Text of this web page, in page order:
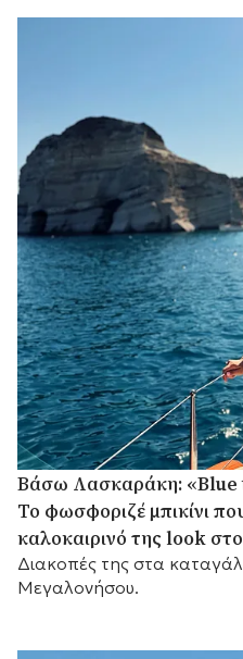
Βάσω Λασκαράκη: «Blue
Το φωσφοριζέ μπικίνι
καλοκαιρινό της look
Διακοπές της στα
Μεγαλονήσου.